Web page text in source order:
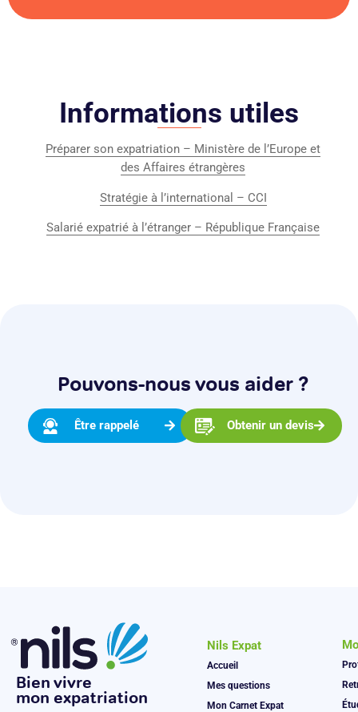
Informations utiles
Préparer son expatriation – Ministère de l’Europe et
des Affaires étrangères
Stratégie à l’international – CCI
Salarié expatrié à l’étranger – République Française
Pouvons-nous vous aider ?
Être rappelé Obtenir un devis
Bien vivre
mon expatriation
Nils Expat
Accueil
Mes questions
Mon Carnet Expat